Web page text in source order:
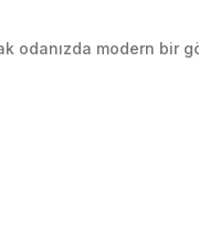
odanızda modern bir